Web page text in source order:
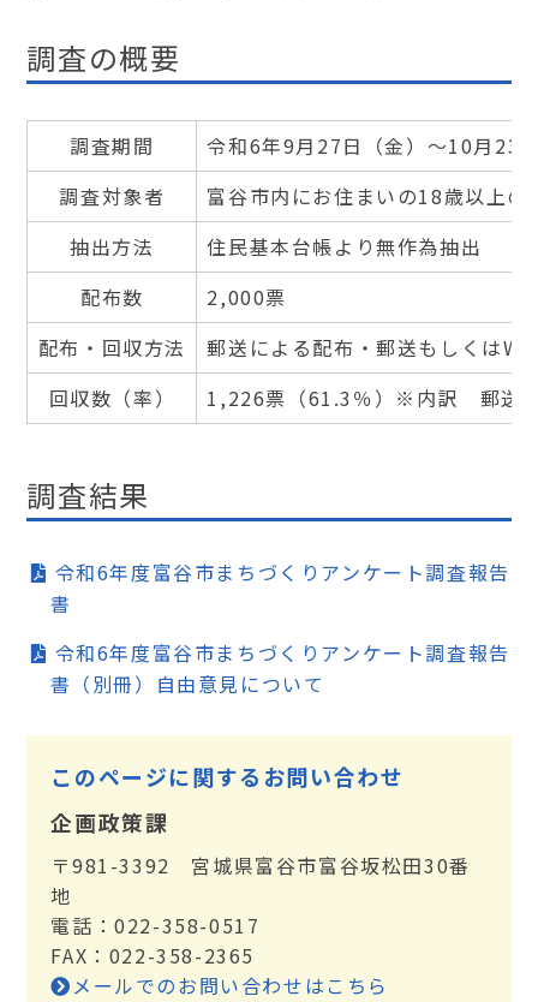
調査の概要
調査期間
令和6年9月27日（金）～10月23
調査対象者
富谷市内にお住まいの18歳以上の
抽出方法
住民基本台帳より無作為抽出
配布数
2,000票
配布・回収方法
郵送による配布・郵送もしくは
回収数（率）
1,226票（61.3％）※内訳 郵送
調査結果
令和6年度富谷市まちづくりアンケート調査報告
書
令和6年度富谷市まちづくりアンケート調査報告
書（別冊）自由意見について
このページに関するお問い合わせ
企画政策課
〒981-3392 宮城県富谷市富谷坂松田30番
地
電話：022-358-0517
FAX：022-358-2365
メールでのお問い合わせはこちら